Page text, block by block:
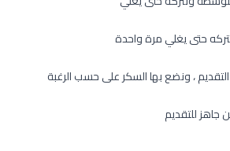
حتى يغلي مرة واحدة
، ونضع بها السكر على حسب الرغبة
جاهز للتقديم